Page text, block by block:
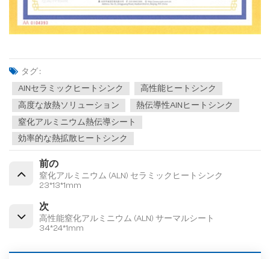
タグ :
AlNセラミックヒートシンク
高性能ヒートシンク
高度な放熱ソリューション
熱伝導性AlNヒートシンク
窒化アルミニウム熱伝導シート
効率的な熱拡散ヒートシンク
前の
窒化アルミニウム (ALN) セラミックヒートシンク
23*13*1mm
次
高性能窒化アルミニウム (ALN) サーマルシート
34*24*1mm